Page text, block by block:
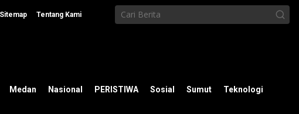
Sitemap Tentang Kami
Medan Nasional PERISTIWA Sosial Sumut Teknologi